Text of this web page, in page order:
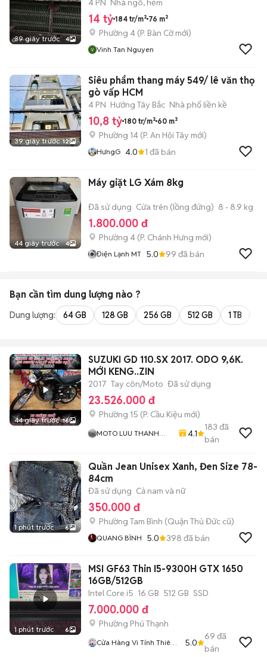
39 giây trước 4
4 PN Nhà ngõ, hẻm
14 tỷ 184 tr/m² 76 m²
Phường 4 (P. Bàn Cờmới)
Vinh Tan Nguyen
39 giây trước 12
Siêu phẩm thang máy 549/ lê văn thọ
gò vấp HCM
4 PN Hướng Tây Bắc Nhà phố liền kề
10,8 tỷ 180 tr/m² 60 m²
Phường 14 (P. An Hội Tây mới)
HưngG 4.0 1 đã bán
44 giây trước 4
Máy giặt LG Xám 8kg
Đã sử dụng Cửa trên (lồng đứng) 8 - 8.9 kg
1.800.000 đ
Phường 4 (P. Chánh Hưng mới)
Điện Lạnh MT 5.0 99 đã bán
Bạn cần tìm dung lượng nào ?
Dung lượng: 64 GB 128 GB 256 GB 512 GB 1 TB
44 giây trước 16
SUZUKI GD 110.SX 2017. ODO 9,6K.
MỚI KENG..ZIN
2017 Tay côn/Moto Đã sử dụng
23.526.000 đ
Phường 15 (P. Cầu Kiệu mới)
MOTO LUU THANH
Hoang Van Thu , PN ,
TPHCM
4.1
183 đã
bán
1 phút trước 6
Quần Jean Unisex Xanh, Đen Size 78-
84cm
Đã sử dụng Cả nam và nữ
350.000 đ
Phường Tam Bình (Quận Thủ Đức cũ)
QUANG BÌNH 5.0 398 đã bán
1 phút trước 6
MSI GF63 Thin I5-9300H GTX 1650
16GB/512GB
Intel Core i5 16 GB 512 GB SSD
7.000.000 đ
Phường Phú Thạnh
Cửa Hàng Vi Tính Thiên
5.0
69 đã
bán